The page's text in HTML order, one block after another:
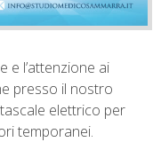
e l’attenzione ai
presso il nostro
elettrico per
temporanei.